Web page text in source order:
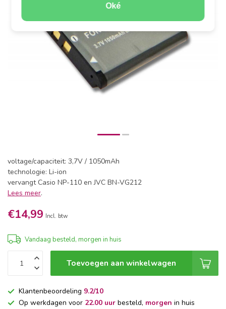
Oké
voltage/capaciteit: 3,7V / 1050mAh
technologie: Li-ion
vervangt Casio NP-110 en JVC BN-VG212
Lees meer.
€14,99 Incl. btw
Vandaag besteld, morgen in huis
Toevoegen aan winkelwagen
Klantenbeoordeling 9.2/10
Op werkdagen voor 22.00 uur besteld, morgen in huis